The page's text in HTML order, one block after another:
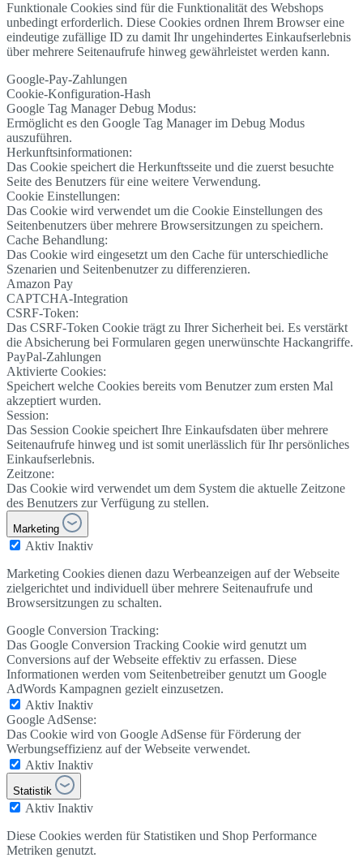
Funktionale Cookies sind für die Funktionalität des Webshops
unbedingt erforderlich. Diese Cookies ordnen Ihrem Browser eine
eindeutige zufällige ID zu damit Ihr ungehindertes Einkaufserlebnis
über mehrere Seitenaufrufe hinweg gewährleistet werden kann.
Google-Pay-Zahlungen
Cookie-Konfiguration-Hash
Google Tag Manager Debug Modus:
Ermöglicht es den Google Tag Manager im Debug Modus
auszuführen.
Herkunftsinformationen:
Das Cookie speichert die Herkunftsseite und die zuerst besuchte
Seite des Benutzers für eine weitere Verwendung.
Cookie Einstellungen:
Das Cookie wird verwendet um die Cookie Einstellungen des
Seitenbenutzers über mehrere Browsersitzungen zu speichern.
Cache Behandlung:
Das Cookie wird eingesetzt um den Cache für unterschiedliche
Szenarien und Seitenbenutzer zu differenzieren.
Amazon Pay
CAPTCHA-Integration
CSRF-Token:
Das CSRF-Token Cookie trägt zu Ihrer Sicherheit bei. Es verstärkt
die Absicherung bei Formularen gegen unerwünschte Hackangriffe.
PayPal-Zahlungen
Aktivierte Cookies:
Speichert welche Cookies bereits vom Benutzer zum ersten Mal
akzeptiert wurden.
Session:
Das Session Cookie speichert Ihre Einkaufsdaten über mehrere
Seitenaufrufe hinweg und ist somit unerlässlich für Ihr persönliches
Einkaufserlebnis.
Zeitzone:
Das Cookie wird verwendet um dem System die aktuelle Zeitzone
des Benutzers zur Verfügung zu stellen.
Marketing
Aktiv Inaktiv
Marketing Cookies dienen dazu Werbeanzeigen auf der Webseite
zielgerichtet und individuell über mehrere Seitenaufrufe und
Browsersitzungen zu schalten.
Google Conversion Tracking:
Das Google Conversion Tracking Cookie wird genutzt um
Conversions auf der Webseite effektiv zu erfassen. Diese
Informationen werden vom Seitenbetreiber genutzt um Google
AdWords Kampagnen gezielt einzusetzen.
Aktiv Inaktiv
Google AdSense:
Das Cookie wird von Google AdSense für Förderung der
Werbungseffizienz auf der Webseite verwendet.
Aktiv Inaktiv
Statistik
Aktiv Inaktiv
Diese Cookies werden für Statistiken und Shop Performance
Metriken genutzt.